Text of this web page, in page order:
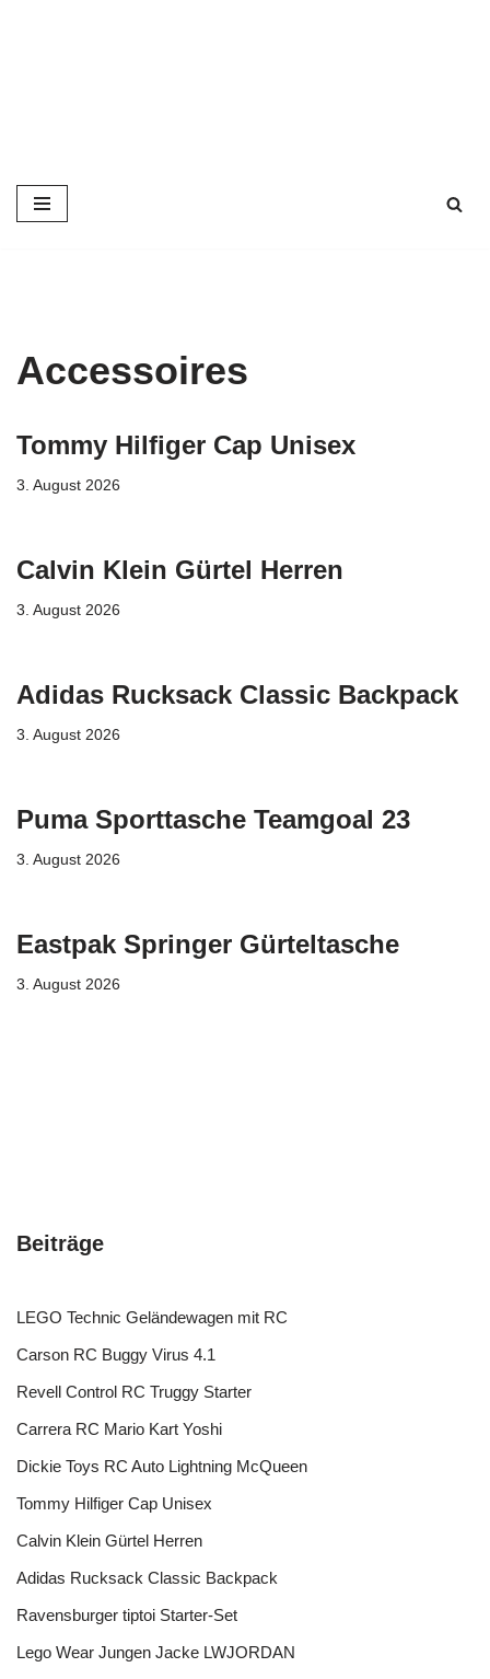
Accessoires
Tommy Hilfiger Cap Unisex
3. August 2026
Calvin Klein Gürtel Herren
3. August 2026
Adidas Rucksack Classic Backpack
3. August 2026
Puma Sporttasche Teamgoal 23
3. August 2026
Eastpak Springer Gürteltasche
3. August 2026
Beiträge
LEGO Technic Geländewagen mit RC
Carson RC Buggy Virus 4.1
Revell Control RC Truggy Starter
Carrera RC Mario Kart Yoshi
Dickie Toys RC Auto Lightning McQueen
Tommy Hilfiger Cap Unisex
Calvin Klein Gürtel Herren
Adidas Rucksack Classic Backpack
Ravensburger tiptoi Starter-Set
Lego Wear Jungen Jacke LWJORDAN